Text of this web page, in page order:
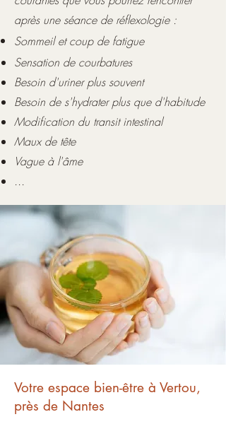
après une séance de réflexologie :
Sommeil et coup de fatigue
Sensation de courbatures
Besoin d'uriner plus souvent
Besoin de s'hydrater plus que d'habitude
Modification du transit intestinal
Maux de tête
Vague à l'âme
...
Votre espace bien-être à Vertou,
près de Nantes